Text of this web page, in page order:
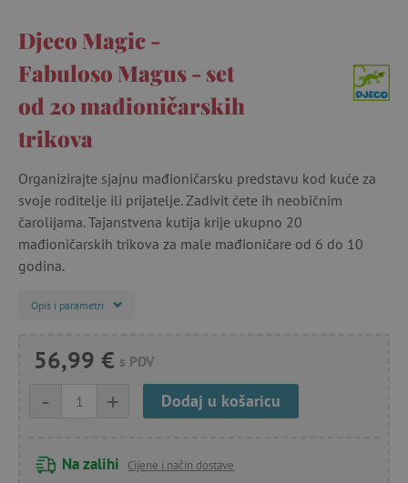
Djeco Magic -
Fabuloso Magus - set
od 20 mađioničarskih
trikova
Organizirajte sjajnu mađioničarsku predstavu kod kuće za
svoje roditelje ili prijatelje. Zadivit ćete ih neobičnim
čarolijama. Tajanstvena kutija krije ukupno 20
mađioničarskih trikova za male mađioničare od 6 do 10
godina.
Opis i parametri
56,99 € s PDV
+
- Dodaj u košaricu
Na zalihi Cijene i način dostave